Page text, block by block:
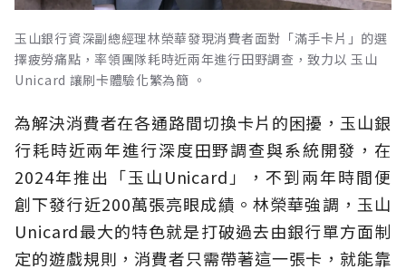
玉山銀行資深副總經理林榮華發現消費者面對「滿手卡片」的選
擇疲勞痛點，率領團隊耗時近兩年進行田野調查，致力以 玉山
Unicard 讓刷卡體驗化繁為簡 。
為解決消費者在各通路間切換卡片的困擾，玉山銀
行耗時近兩年進行深度田野調查與系統開發，在
2024年推出「玉山Unicard」，不到兩年時間便
創下發行近200萬張亮眼成績。林榮華強調，玉山
Unicard最大的特色就是打破過去由銀行單方面制
定的遊戲規則，消費者只需帶著這一張卡，就能靠